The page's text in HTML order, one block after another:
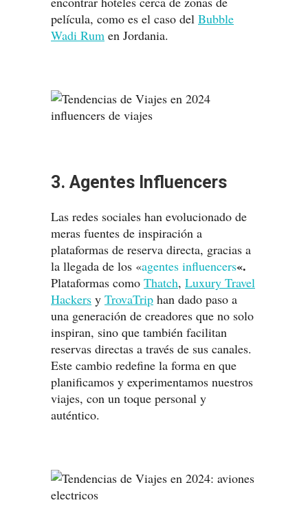
película, como es el caso del Bubble
Wadi Rum en Jordania.
3. Agentes Influencers
Las redes sociales han evolucionado de
meras fuentes de inspiración a
plataformas de reserva directa, gracias a
la llegada de los «agentes influencers«.
Plataformas como Thatch, Luxury Travel
Hackers y TrovaTrip han dado paso a
una generación de creadores que no solo
inspiran, sino que también facilitan
reservas directas a través de sus canales.
Este cambio redefine la forma en que
planificamos y experimentamos nuestros
viajes, con un toque personal y
auténtico.